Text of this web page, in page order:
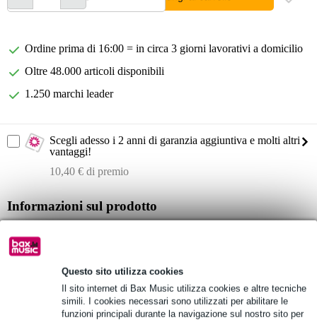
Questo sito utilizza cookies
Il sito internet di Bax Music utilizza cookies e altre tecniche
simili. I cookies necessari sono utilizzati per abilitare le
funzioni principali durante la navigazione sul nostro sito per
Ordine prima di 16:00 = in circa 3 giorni lavorativi a domicilio
Oltre 48.000 articoli disponibili
1.250 marchi leader
Scegli adesso i 2 anni di garanzia aggiuntiva e molti altri
vantaggi!
10,40 € di premio
Informazioni sul prodotto
diffusore passivo a 2 vie fullrange da parete/soffitto
adatto per ambienti interni ed esterni riparati
Specifiche complete